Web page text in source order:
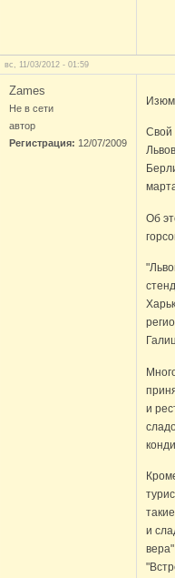
вс, 11/03/2012 - 01:59
Zames
Не в сети
автор
Регистрация: 12/07/2009
Свой
Об
и
и